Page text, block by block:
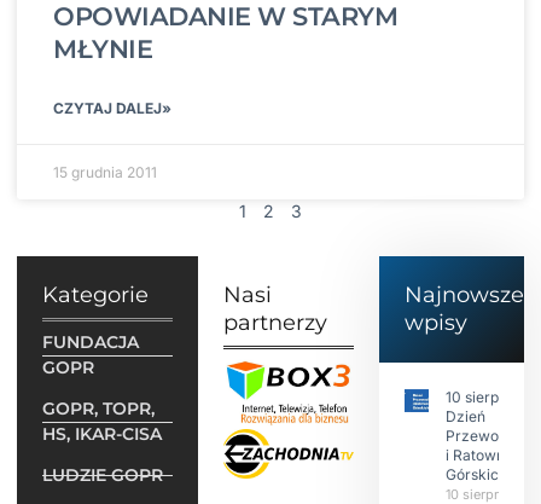
OPOWIADANIE W STARYM
MŁYNIE
CZYTAJ DALEJ»
15 grudnia 2011
1 2 3
Kategorie
FUNDACJA
GOPR
GOPR, TOPR,
HS, IKAR-CISA
LUDZIE GOPR
Nasi
partnerzy
Najnowsze
wpisy
10 sierpnia to
Dzień
i Ratowników
Górskich
10 sierpnia